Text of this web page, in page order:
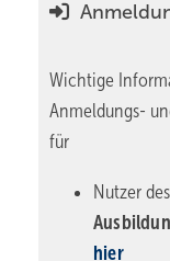
Wichtige
Anmeldungs-
für
Nutzer des
hier